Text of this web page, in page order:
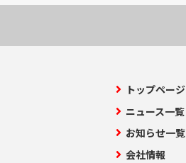
トップページ
ニュース一覧
お知らせ一覧
会社情報